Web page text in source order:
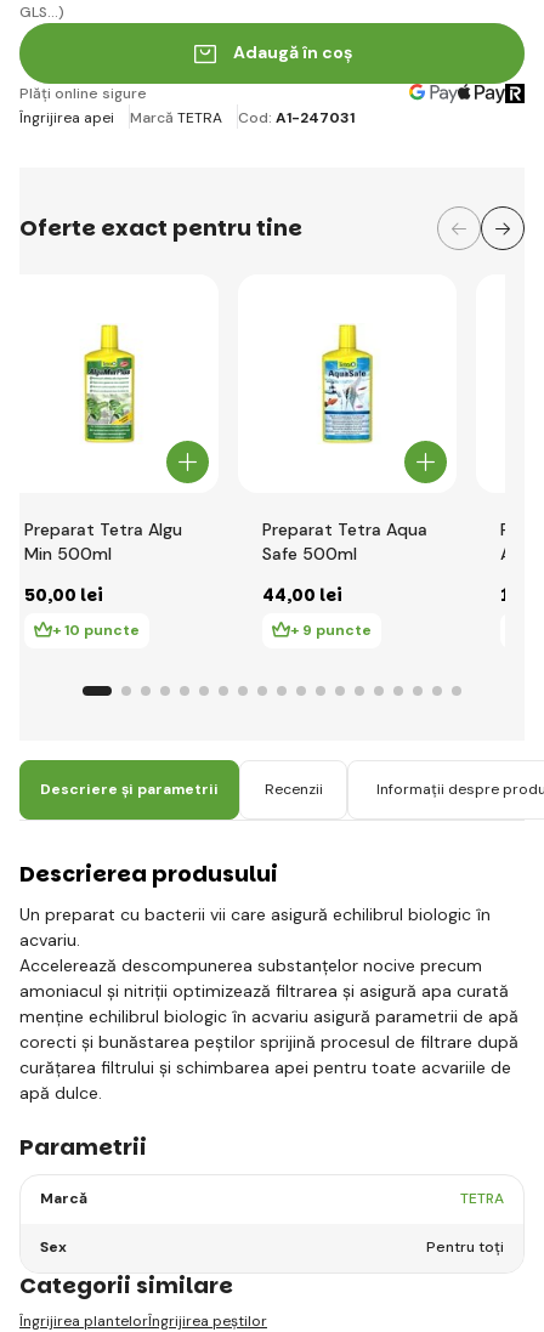
GLS...)
Adaugă în coș
Plăți online sigure
Îngrijirea apei
Marcă TETRA Cod: A1-247031
Oferte exact pentru tine
Preparat Tetra Algu
Min 500ml
50,00 lei
+ 10 puncte
Preparat Tetra Aqua
Safe 500ml
44,00 lei
+ 9 puncte
14
Descriere și parametrii Recenzii Informații despre
Descrierea produsului
Un preparat cu bacterii vii care asigură echilibrul biologic în
acvariu.
Accelerează descompunerea substanțelor nocive precum
amoniacul și nitriții optimizează filtrarea și asigură apa curată
menține echilibrul biologic în acvariu asigură parametrii de apă
corecti și bunăstarea peștilor sprijină procesul de filtrare după
curățarea filtrului și schimbarea apei pentru toate acvariile de
apă dulce.
Parametrii
Marcă TETRA
Sex Pentru toți
Categorii similare
Îngrijirea plantelorÎngrijirea peștilor